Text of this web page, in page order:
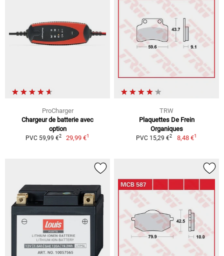
ProCharger
Chargeur de batterie avec
option
PVC 59,99 €2 29,99 €1
TRW
Plaquettes De Frein
Organiques
PVC 15,29 €2 8,48 €1